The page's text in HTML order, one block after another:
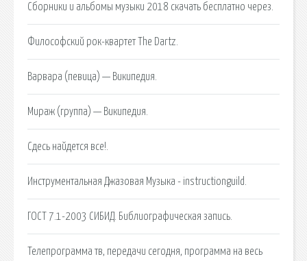
Сборники и альбомы музыки 2018 скачать бесплатно через.
Философский рок-квартет The Dartz.
Варвара (певица) — Википедия.
Мираж (группа) — Википедия.
Сдесь найдется все!.
Инструментальная Джазовая Музыка - instructionguild.
ГОСТ 7.1-2003 СИБИД. Библиографическая запись.
Телепрограмма тв, передачи сегодня, программа на весь